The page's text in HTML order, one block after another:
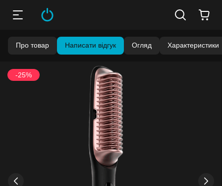
Про товар Написати відгук Огляд Характеристики
‹ ›
-25%